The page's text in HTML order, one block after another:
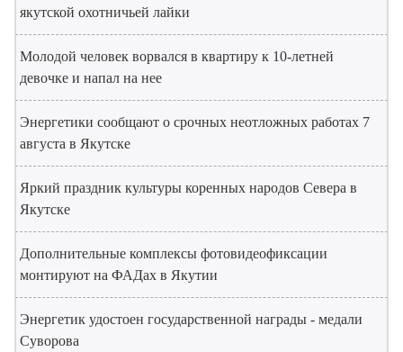
якутской охотничьей лайки
Молодой человек ворвался в квартиру к 10-летней
девочке и напал на нее
Энергетики сообщают о срочных неотложных работах 7
августа в Якутске
Яркий праздник культуры коренных народов Севера в
Якутске
Дополнительные комплексы фотовидеофиксации
монтируют на ФАДах в Якутии
Энергетик удостоен государственной награды - медали
Суворова